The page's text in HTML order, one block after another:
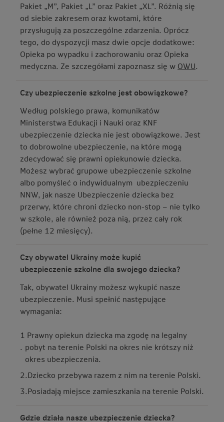
Pakiet „M”, Pakiet „L” oraz Pakiet „XL”. Różnią się
od siebie zakresem oraz kwotami, które
przysługują za poszczególne zdarzenia. Oprócz
tego, do dyspozycji masz dwie opcje dodatkowe:
Opieka po wypadku i zachorowaniu oraz Opieka
medyczna. Ze szczegółami zapoznasz się w OWU.
Czy ubezpieczenie szkolne jest obowiązkowe?
Według polskiego prawa, komunikatów
Ministerstwa Edukacji i Nauki oraz KNF
ubezpieczenie dziecka nie jest obowiązkowe. Jest
to dobrowolne ubezpieczenie, na które mogą
zdecydować się prawni opiekunowie dziecka.
Możesz wybrać grupowe ubezpieczenie szkolne
albo pomyśleć o indywidualnym ubezpieczeniu
NNW, jak nasze Ubezpieczenie dziecka bez
przerwy, które chroni dziecko non-stop – nie tylko
w szkole, ale również poza nią, przez cały rok
(pełne 12 miesięcy).
Czy obywatel Ukrainy może kupić
ubezpieczenie szkolne dla swojego dziecka?
Tak, obywatel Ukrainy możesz wykupić nasze
ubezpieczenie. Musi spełnić następujące
wymagania:
1
.
Prawny opiekun dziecka ma zgodę na legalny
pobyt na terenie Polski na okres nie krótszy niż
okres ubezpieczenia.
2.Dziecko przebywa razem z nim na terenie Polski.
3.Posiadają miejsce zamieszkania na terenie Polski.
Gdzie działa nasze ubezpieczenie dziecka?